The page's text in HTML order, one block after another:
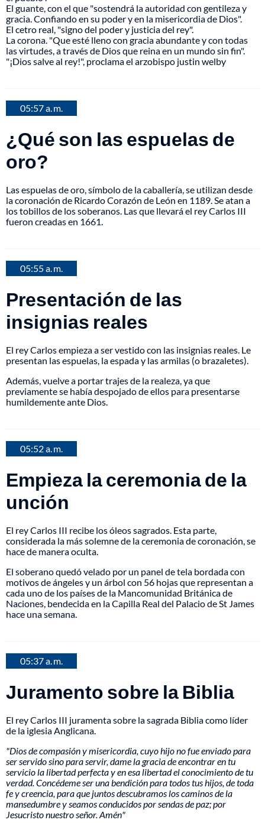
El guante, con el que "sostendrá la autoridad con gentileza y
gracia. Confiando en su poder y en la misericordia de Dios".
El cetro real, "signo del poder y justicia del rey".
La corona. "Que esté lleno con gracia abundante y con todas
las virtudes, a través de Dios que reina en un mundo sin fin".
"¡Dios salve al rey!", proclama el arzobispo justin welby
05:57 a. m.
¿Qué son las espuelas de
oro?
Las espuelas de oro, símbolo de la caballería, se utilizan desde
la coronación de Ricardo Corazón de León en 1189. Se atan a
los tobillos de los soberanos. Las que llevará el rey Carlos III
fueron creadas en 1661.
05:55 a. m.
Presentación de las
insignias reales
El rey Carlos empieza a ser vestido con las insignias reales. Le
presentan las espuelas, la espada y las armilas (o brazaletes).
Además, vuelve a portar trajes de la realeza, ya que
previamente se había despojado de ellos para presentarse
humildemente ante Dios.
05:52 a. m.
Empieza la ceremonia de la
unción
El rey Carlos III recibe los óleos sagrados. Esta parte,
considerada la más solemne de la ceremonia de coronación, se
hace de manera oculta.
El soberano quedó velado por un panel de tela bordada con
motivos de ángeles y un árbol con 56 hojas que representan a
cada uno de los países de la Mancomunidad Británica de
Naciones, bendecida en la Capilla Real del Palacio de St James
hace una semana.
05:37 a. m.
Juramento sobre la Biblia
El rey Carlos III juramenta sobre la sagrada Biblia como líder
de la iglesia Anglicana.
"Dios de compasión y misericordia, cuyo hijo no fue enviado para
ser servido sino para servir, dame la gracia de encontrar en tu
servicio la libertad perfecta y en esa libertad el conocimiento de tu
verdad. Concédeme ser una bendición para todos tus hijos, de toda
fe y creencia, para que juntos descubramos los caminos de la
mansedumbre y seamos conducidos por sendas de paz; por
Jesucristo nuestro señor. Amén"